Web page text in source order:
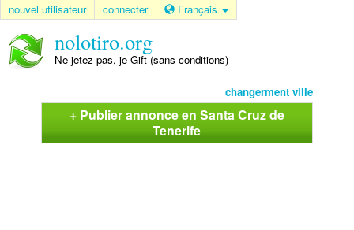
nouvel utilisateur connecter Français
nolotiro.org
Ne jetez pas, je Gift (sans conditions)
changerment ville
+ Publier annonce en Santa Cruz de
Tenerife